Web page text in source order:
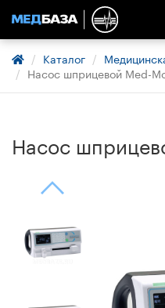
Каталог
Насос шприцевой Med-
Насос